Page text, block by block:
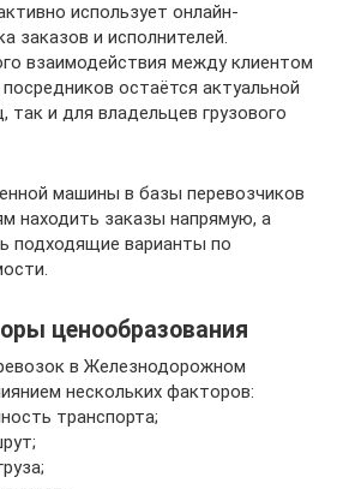
использует онлайн-
заказов и исполнителей.
взаимодействия между клиентом
остаётся актуальной
так и для владельцев грузового
машины в базы перевозчиков
находить заказы напрямую, а
подходящие варианты по
ценообразования
в Железнодорожном
нескольких факторов:
транспорта;